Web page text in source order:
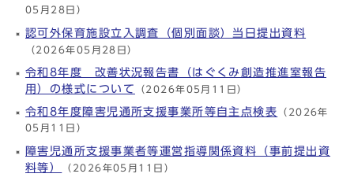
05月28日）
認可外保育施設立入調査（個別面談）当日提出資料
（2026年05月28日）
令和8年度 改善状況報告書（はぐくみ創造推進室報告
用）の様式について
（2026年05月11日）
令和8年度障害児通所支援事業所等自主点検表 （2026年
05月11日）
障害児通所支援事業者等運営指導関係資料（事前提出資
料等）
（2026年05月11日）